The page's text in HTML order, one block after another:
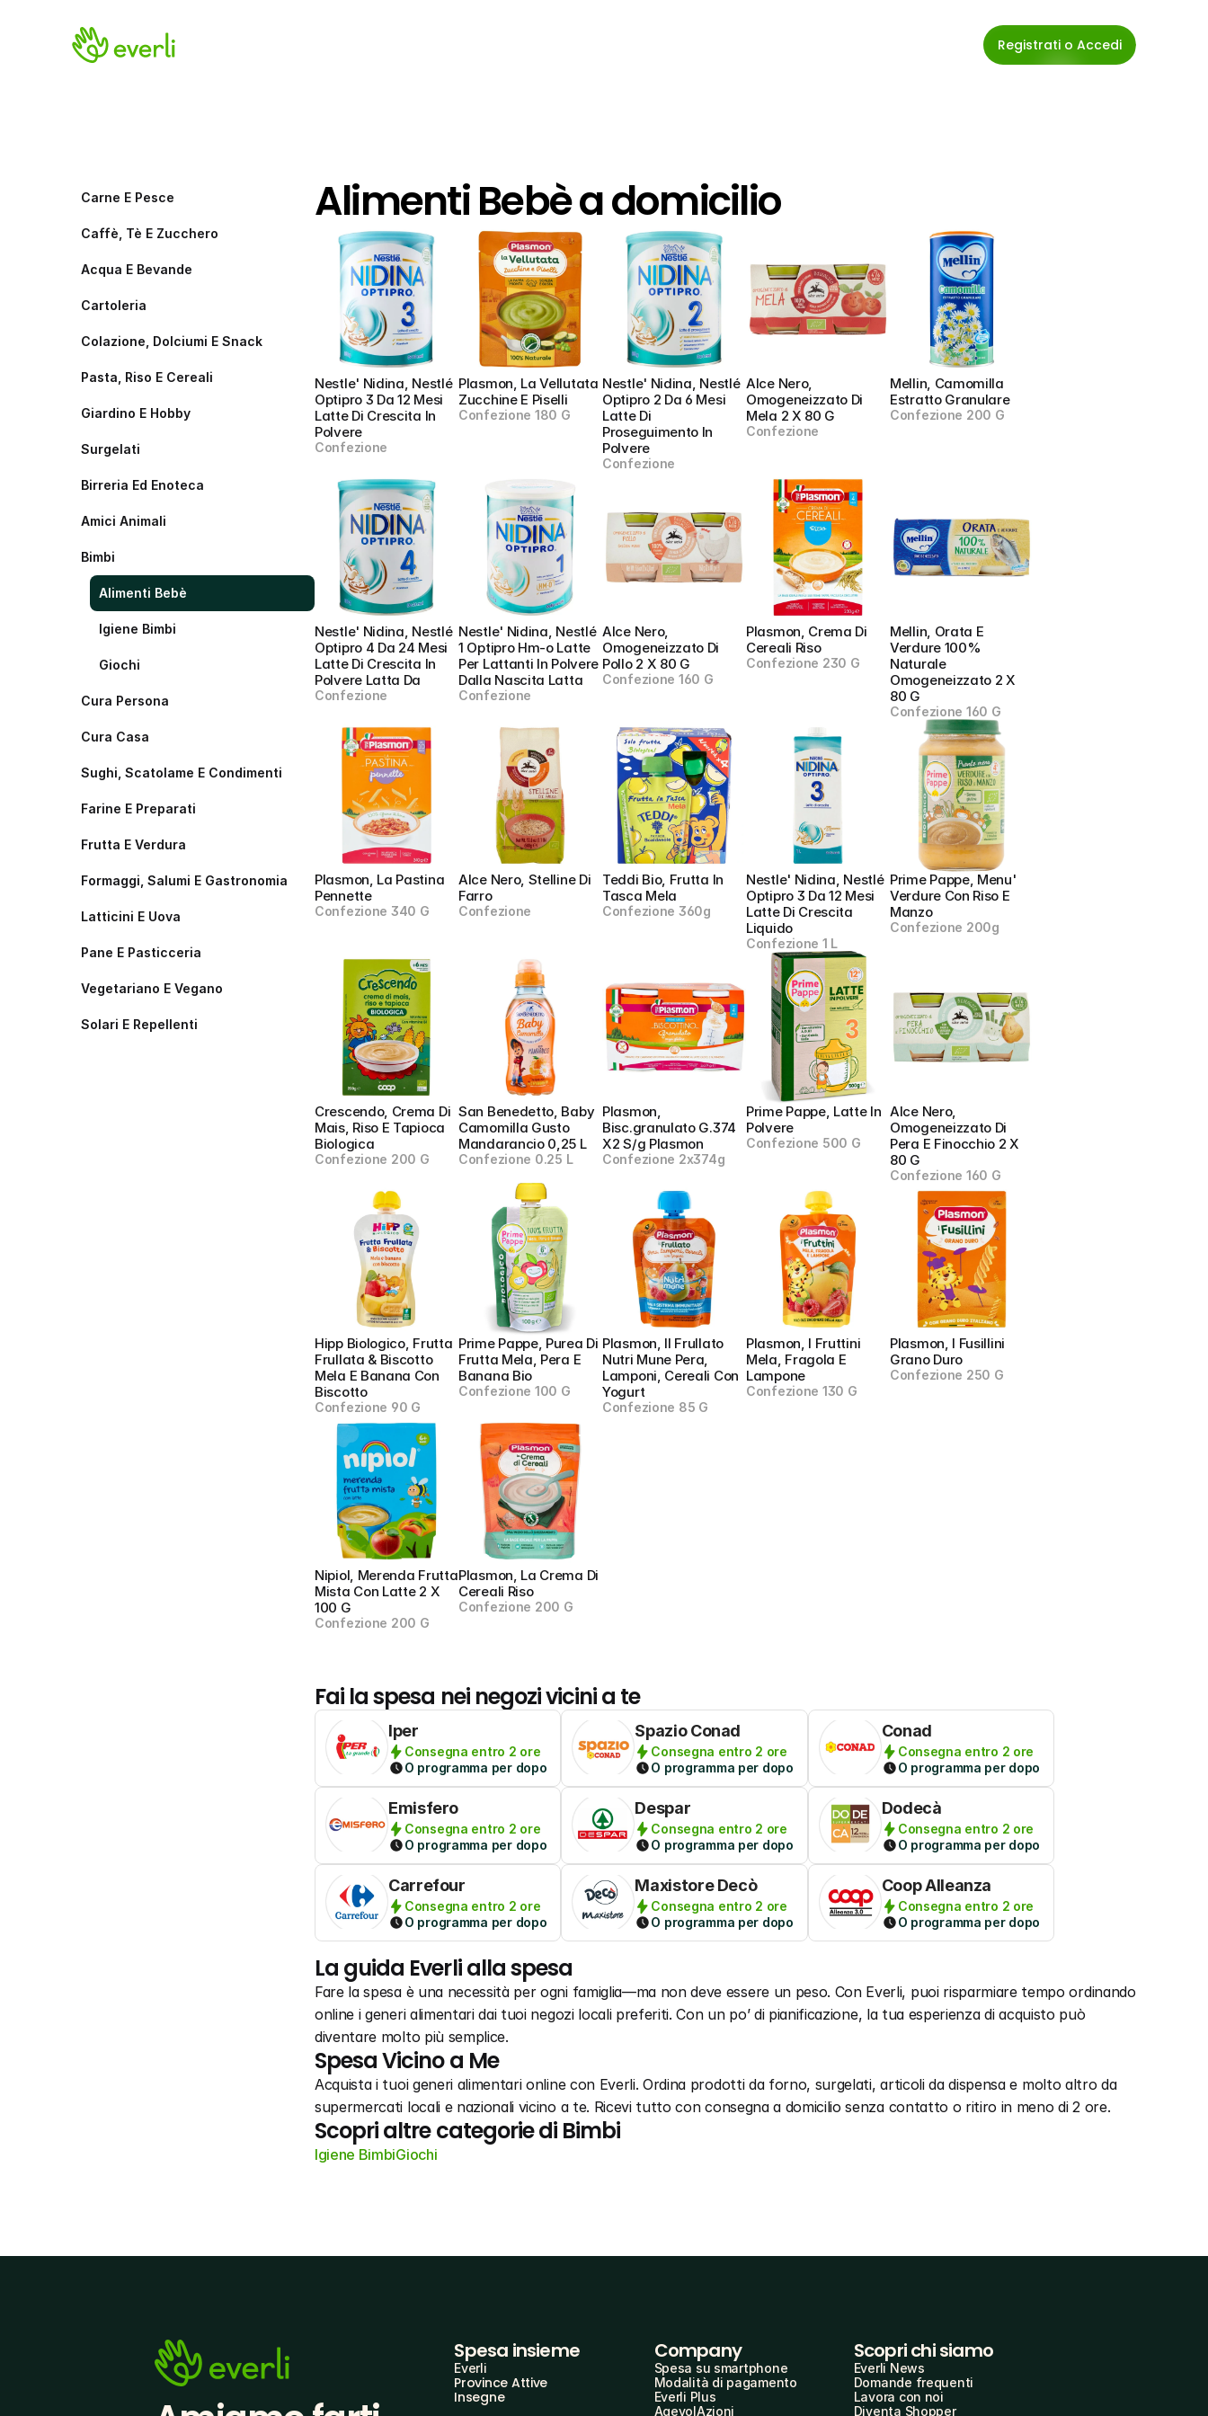
Registrati o Accedi
Carne E Pesce
Caffè, Tè E Zucchero
Acqua E Bevande
Cartoleria
Colazione, Dolciumi E Snack
Pasta, Riso E Cereali
Giardino E Hobby
Surgelati
Birreria Ed Enoteca
Amici Animali
Bimbi
Alimenti Bebè
Igiene Bimbi
Giochi
Cura Persona
Cura Casa
Sughi, Scatolame E Condimenti
Farine E Preparati
Frutta E Verdura
Formaggi, Salumi E Gastronomia
Latticini E Uova
Pane E Pasticceria
Vegetariano E Vegano
Solari E Repellenti
Alimenti Bebè a domicilio
Nestle' Nidina, Nestlé
Optipro 3 Da 12 Mesi
Latte Di Crescita In
Polvere
Confezione
Plasmon, La Vellutata
Zucchine E Piselli
Confezione 180 G
Nestle' Nidina, Nestlé
Optipro 2 Da 6 Mesi
Latte Di
Proseguimento In
Polvere
Confezione
Alce Nero,
Omogeneizzato Di
Mela 2 X 80 G
Confezione
Mellin, Camomilla
Estratto Granulare
Confezione 200 G
Nestle' Nidina, Nestlé
Optipro 4 Da 24 Mesi
Latte Di Crescita In
Polvere Latta Da
Confezione
Nestle' Nidina, Nestlé
1 Optipro Hm-o Latte
Per Lattanti In Polvere
Dalla Nascita Latta
Confezione
Alce Nero,
Omogeneizzato Di
Pollo 2 X 80 G
Confezione 160 G
Plasmon, Crema Di
Cereali Riso
Confezione 230 G
Mellin, Orata E
Verdure 100%
Naturale
Omogeneizzato 2 X
80 G
Confezione 160 G
Plasmon, La Pastina
Pennette
Confezione 340 G
Alce Nero, Stelline Di
Farro
Confezione
Teddi Bio, Frutta In
Tasca Mela
Confezione 360g
Nestle' Nidina, Nestlé
Optipro 3 Da 12 Mesi
Latte Di Crescita
Liquido
Confezione 1 L
Prime Pappe, Menu'
Verdure Con Riso E
Manzo
Confezione 200g
Crescendo, Crema Di
Mais, Riso E Tapioca
Biologica
Confezione 200 G
San Benedetto, Baby
Camomilla Gusto
Mandarancio 0,25 L
Confezione 0.25 L
Plasmon,
Bisc.granulato G.374
X2 S/g Plasmon
Confezione 2x374g
Prime Pappe, Latte In
Polvere
Confezione 500 G
Alce Nero,
Omogeneizzato Di
Pera E Finocchio 2 X
80 G
Confezione 160 G
Hipp Biologico, Frutta
Frullata & Biscotto
Mela E Banana Con
Biscotto
Confezione 90 G
Prime Pappe, Purea Di
Frutta Mela, Pera E
Banana Bio
Confezione 100 G
Plasmon, Il Frullato
Nutri Mune Pera,
Lamponi, Cereali Con
Yogurt
Confezione 85 G
Plasmon, I Fruttini
Mela, Fragola E
Lampone
Confezione 130 G
Plasmon, I Fusillini
Grano Duro
Confezione 250 G
Nipiol, Merenda Frutta
Mista Con Latte 2 X
100 G
Confezione 200 G
Plasmon, La Crema Di
Cereali Riso
Confezione 200 G
Fai la spesa nei negozi vicini a te
Iper
Consegna entro 2 ore
O programma per dopo
Spazio Conad
Consegna entro 2 ore
O programma per dopo
Conad
Consegna entro 2 ore
O programma per dopo
Emisfero
Consegna entro 2 ore
O programma per dopo
Despar
Consegna entro 2 ore
O programma per dopo
Dodecà
Consegna entro 2 ore
O programma per dopo
Carrefour
Consegna entro 2 ore
O programma per dopo
Maxistore Decò
Consegna entro 2 ore
O programma per dopo
Coop Alleanza
Consegna entro 2 ore
O programma per dopo
La guida Everli alla spesa
Fare la spesa è una necessità per ogni famiglia—ma non deve essere un peso. Con Everli, puoi risparmiare tempo ordinando
online i generi alimentari dai tuoi negozi locali preferiti. Con un po’ di pianificazione, la tua esperienza di acquisto può
diventare molto più semplice.
Spesa Vicino a Me
Acquista i tuoi generi alimentari online con Everli. Ordina prodotti da forno, surgelati, articoli da dispensa e molto altro da
supermercati locali e nazionali vicino a te. Ricevi tutto con consegna a domicilio senza contatto o ritiro in meno di 2 ore.
Scopri altre categorie di Bimbi
Igiene BimbiGiochi
Spesa insieme
Everli
Province Attive
Insegne
Company
Spesa su smartphone
Modalità di pagamento
Everli Plus
AgevolAzioni
Scopri chi siamo
Everli News
Domande frequenti
Lavora con noi
Diventa Shopper